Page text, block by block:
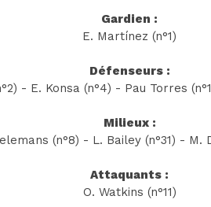
Gardien :
E. Martínez (n°1)
Défenseurs :
- E. Konsa (n°4) - Pau Torres
Milieux :
(n°8) - L. Bailey (n°31) - M.
Attaquants :
O. Watkins (n°11)